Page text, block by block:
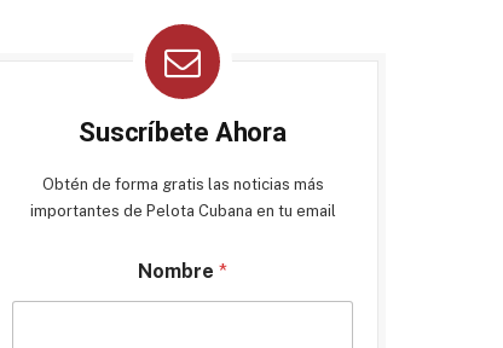
Suscríbete Ahora
Obtén de forma gratis las noticias más
importantes de Pelota Cubana en tu email
Nombre *